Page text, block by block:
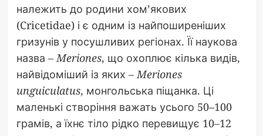
належить до родини хом’якових
(Cricetidae) і є одним із найпоширеніших
гризунів у посушливих регіонах. Її наукова
назва –Meriones, що охоплює кілька видів,
найвідоміший із яких –Meriones
unguiculatus, монгольська піщанка. Ці
маленькі створіння важать усього 50–100
грамів, а їхнє тіло рідко перевищує 10–12